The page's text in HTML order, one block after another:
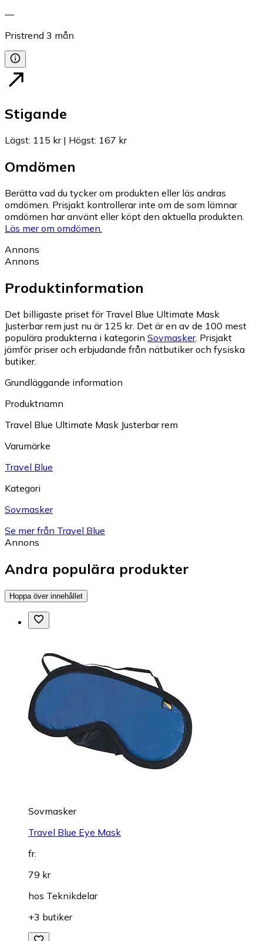
—
Pristrend 3 mån
Stigande
Lägst: 115 kr| Högst: 167 kr
Omdömen
Berätta vad du tycker om produkten eller läs andras
omdömen. Prisjakt kontrollerar inte om de som lämnar
omdömen har använt eller köpt den aktuella produkten.
Läs mer om omdömen.
Annons
Annons
Produktinformation
Det billigaste priset för Travel Blue Ultimate Mask
Justerbar rem just nu är 125 kr. Det är en av de 100 mest
populära produkterna i kategorin Sovmasker. Prisjakt
jämför priser och erbjudande från nätbutiker och fysiska
butiker.
Grundläggande information
Produktnamn
Travel Blue Ultimate Mask Justerbar rem
Varumärke
Travel Blue
Kategori
Sovmasker
Se mer från Travel Blue
Annons
Andra populära produkter
Hoppa över innehållet
Sovmasker
Travel Blue Eye Mask
fr.
79 kr
hos Teknikdelar
+3 butiker